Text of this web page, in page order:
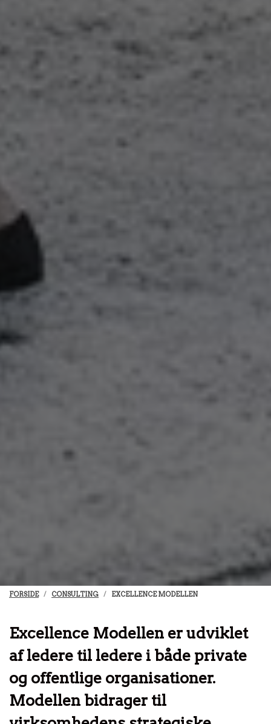
FORSIDE CONSULTING EXCELLENCE MODELLEN
Excellence Modellen er udviklet
af ledere til ledere i både private
og offentlige organisationer.
Modellen bidrager til